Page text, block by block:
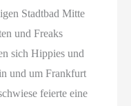
Stadtbad Mitte
und Freaks
sich Hippies und
und um Frankfurt
feierte eine